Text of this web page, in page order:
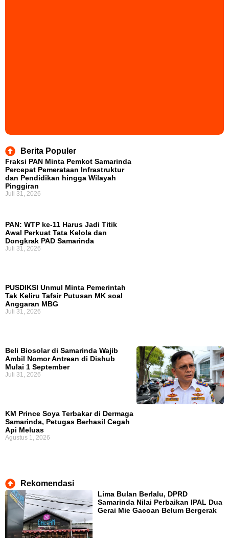
Berita Populer
Fraksi PAN Minta Pemkot Samarinda
Percepat Pemerataan Infrastruktur
dan Pendidikan hingga Wilayah
Pinggiran
Juli 31, 2026
PAN: WTP ke-11 Harus Jadi Titik
Awal Perkuat Tata Kelola dan
Dongkrak PAD Samarinda
Juli 31, 2026
PUSDIKSI Unmul Minta Pemerintah
Tak Keliru Tafsir Putusan MK soal
Anggaran MBG
Juli 31, 2026
Beli Biosolar di Samarinda Wajib
Ambil Nomor Antrean di Dishub
Mulai 1 September
Juli 31, 2026
KM Prince Soya Terbakar di Dermaga
Samarinda, Petugas Berhasil Cegah
Api Meluas
Agustus 1, 2026
Rekomendasi
Lima Bulan Berlalu, DPRD
Samarinda Nilai Perbaikan IPAL Dua
Gerai Mie Gacoan Belum Bergerak